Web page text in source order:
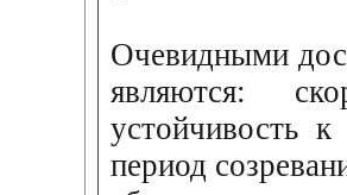
Очевидными
являются:
устойчивость
период